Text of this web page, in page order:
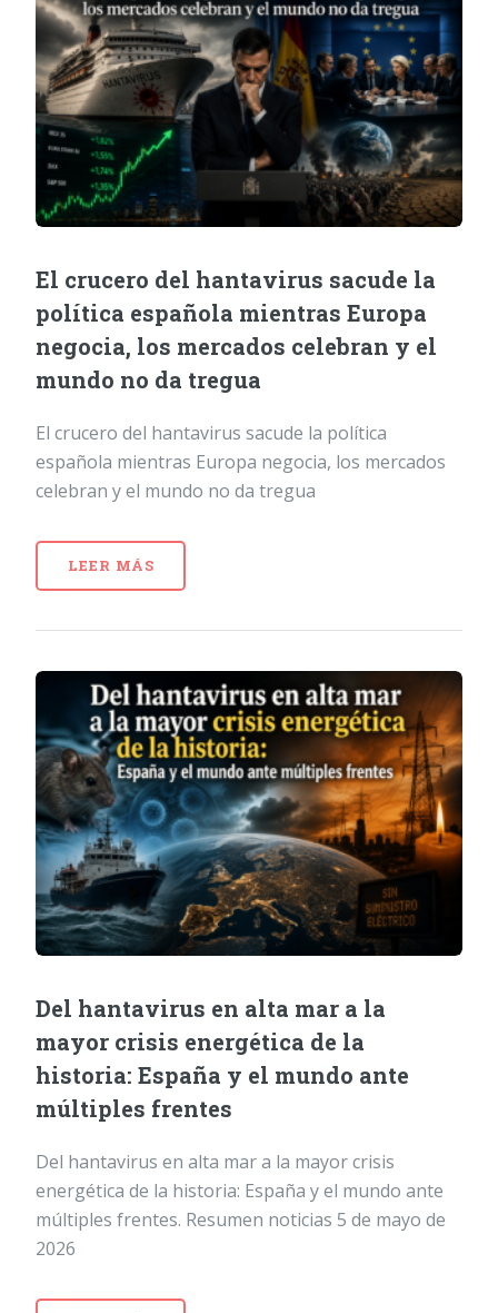
El crucero del hantavirus sacude la
política española mientras Europa
negocia, los mercados celebran y el
mundo no da tregua
El crucero del hantavirus sacude la política
española mientras Europa negocia, los mercados
celebran y el mundo no da tregua
LEER MÁS
Del hantavirus en alta mar a la
mayor crisis energética de la
historia: España y el mundo ante
múltiples frentes
Del hantavirus en alta mar a la mayor crisis
energética de la historia: España y el mundo ante
múltiples frentes. Resumen noticias 5 de mayo de
2026